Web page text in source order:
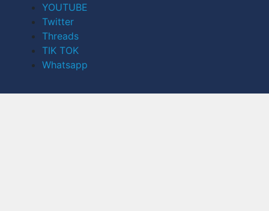
YOUTUBE
Twitter
Threads
TIK TOK
Whatsapp